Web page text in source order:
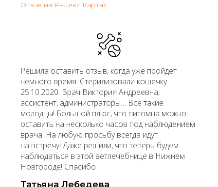
Отзыв на Яндекс Картах
Решила оставить отзыв, когда уже пройдет
немного время. Стерилизовали кошечку
25.10.2020. Врач Виктория Андреевна,
ассистент, администраторы… Все такие
молодцы! Большой плюс, что питомца можно
оставить на несколько часов под наблюдением
врача. На любую просьбу всегда идут
на встречу! Даже решили, что теперь будем
наблюдаться в этой ветлечебнице в Нижнем
Новгороде! Спасибо
Татьяна Лебедева